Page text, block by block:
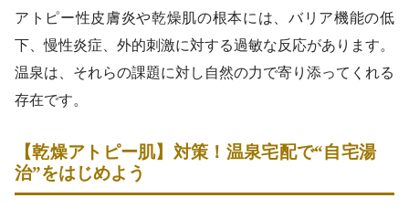
アトピー性皮膚炎や乾燥肌の根本には、バリア機能の低
下、慢性炎症、外的刺激に対する過敏な反応があります。
温泉は、それらの課題に対し自然の力で寄り添ってくれる
存在です。
【乾燥アトピー肌】対策！温泉宅配で“自宅湯
治”をはじめよう